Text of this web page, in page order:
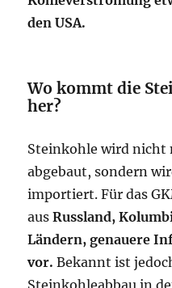
den USA.
Wo kommt die
her?
Steinkohle wird nicht
abgebaut, sondern
importiert. Für das
ausRussland,
Ländern, genauere
vor. Bekannt ist
Steinkohleabbau in